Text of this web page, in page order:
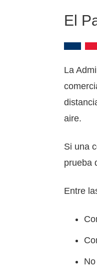
El
La
aire.
Si una
prueba
Entre